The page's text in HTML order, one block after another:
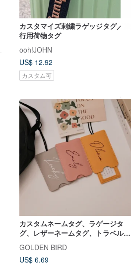
カスタマイズ刺繍ラゲッジタグ／旅
行用荷物タグ
ooh!JOHN
US$ 12.92
カスタム可
カスタムネームタグ、ラゲージタ
グ、レザーネームタグ、トラベルタ
グ、カードケース、IDカードホルダ
ー、レザーチャーム
GOLDEN BIRD
US$ 6.69